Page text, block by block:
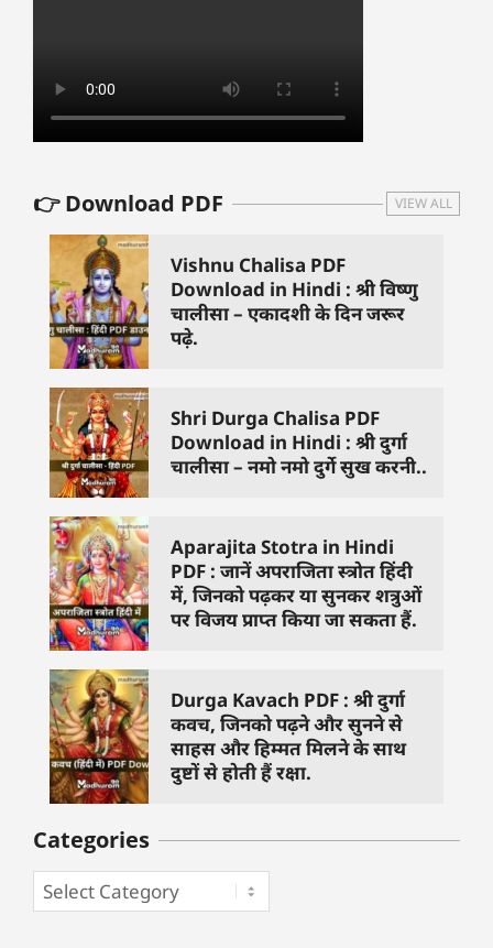
👉 Download PDF VIEW ALL
Vishnu Chalisa PDF
Download in Hindi : श्री विष्णु
चालीसा – एकादशी के दिन जरूर
पढ़े.
Shri Durga Chalisa PDF
Download in Hindi : श्री दुर्गा
चालीसा – नमो नमो दुर्गे सुख करनी..
Aparajita Stotra in Hindi
PDF : जानें अपराजिता स्त्रोत हिंदी
में, जिनको पढ़कर या सुनकर शत्रुओं
पर विजय प्राप्त किया जा सकता हैं.
Durga Kavach PDF : श्री दुर्गा
कवच, जिनको पढ़ने और सुनने से
साहस और हिम्मत मिलने के साथ
दुष्टों से होती हैं रक्षा.
Categories